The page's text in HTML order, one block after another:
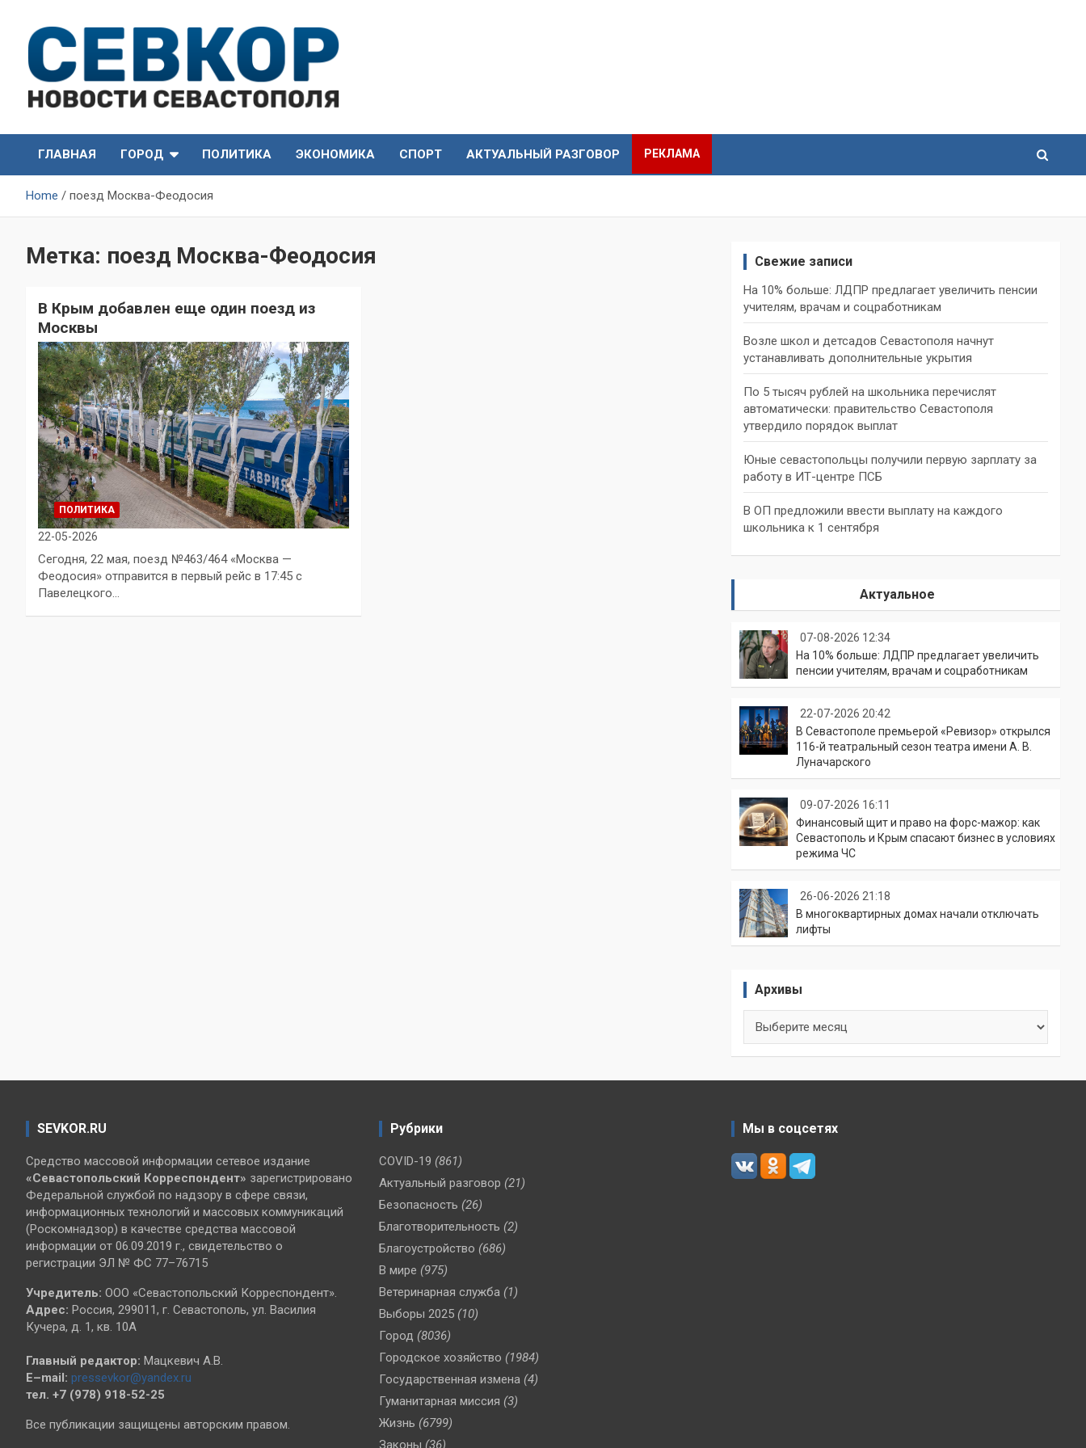
content
СевКор — Новости
Севастополя
Севастополя
ГЛАВНАЯ
ГОРОД ПОЛИТИКА ЭКОНОМИКА СПОРТ АКТУАЛЬНЫЙ РАЗГОВОР РЕКЛАМА
Home поезд Москва-Феодосия
Метка: поезд Москва-Феодосия
В Крым добавлен еще один поезд из
Москвы
ПОЛИТИКА
22-05-2026
Сегодня, 22 мая, поезд №463/464 «Москва —
Феодосия» отправится в первый рейс в 17:45 с
Павелецкого…
Свежие записи
На 10% больше: ЛДПР предлагает увеличить пенсии
учителям, врачам и соцработникам
Возле школ и детсадов Севастополя начнут
устанавливать дополнительные укрытия
По 5 тысяч рублей на школьника перечислят
автоматически: правительство Севастополя
утвердило порядок выплат
Юные севастопольцы получили первую зарплату за
работу в ИТ-центре ПСБ
В ОП предложили ввести выплату на каждого
школьника к 1 сентября
Актуальное
07-08-2026 12:34
На 10% больше: ЛДПР предлагает увеличить
пенсии учителям, врачам и соцработникам
22-07-2026 20:42
В Севастополе премьерой «Ревизор» открылся
116-й театральный сезон театра имени А. В.
Луначарского
09-07-2026 16:11
Финансовый щит и право на форс-мажор: как
Севастополь и Крым спасают бизнес в условиях
режима ЧС
26-06-2026 21:18
В многоквартирных домах начали отключать
лифты
Архивы
SEVKOR.RU
Средство массовой информации сетевое издание
«Севастопольский Корреспондент» зарегистрировано
Федеральной службой по надзору в сфере связи,
информационных технологий и массовых коммуникаций
(Роскомнадзор) в качестве средства массовой
информации от 06.09.2019 г., свидетельство о
регистрации ЭЛ № ФС 77–76715
Учредитель: ООО «Севастопольский Корреспондент».
Адрес: Россия, 299011, г. Севастополь, ул. Василия
Кучера, д. 1, кв. 10А
Главный редактор: Мацкевич А.В.
E–mail: pressevkor@yandex.ru
тел. +7 (978) 918-52-25
Все публикации защищены авторским правом.
Рубрики
COVID-19 (861)
Актуальный разговор (21)
Безопасность (26)
Благотворительность (2)
Благоустройство (686)
В мире (975)
Ветеринарная служба (1)
Выборы 2025 (10)
Город (8036)
Городское хозяйство (1984)
Государственная измена (4)
Гуманитарная миссия (3)
Жизнь (6799)
Законы (36)
Мы в соцсетях